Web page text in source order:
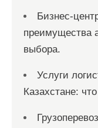
Бизнес-
преимущества
выбора.
Услуги
Казахстане: